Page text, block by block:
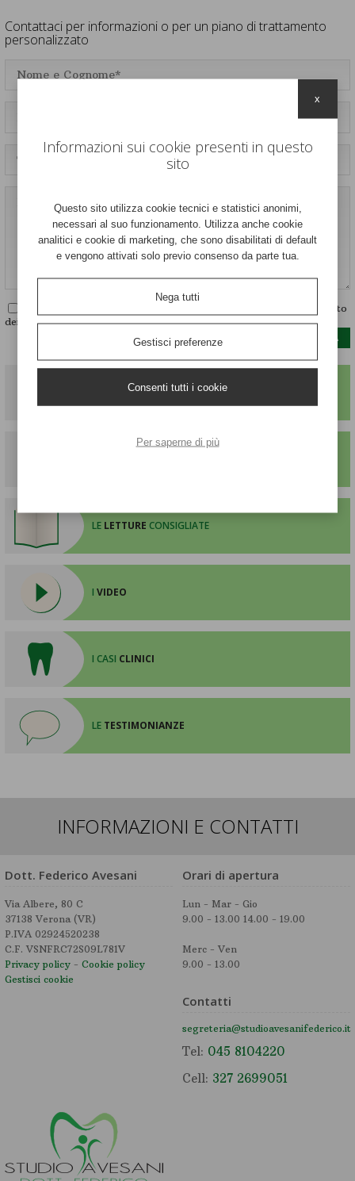
Contattaci per informazioni o per un piano di trattamento
personalizzato
sul trattamento
dei dati personali
IN PRIMOPIANO
LE LETTURE CONSIGLIATE
IVIDEO
I CASI CLINICI
LE TESTIMONIANZE
INFORMAZIONI E CONTATTI
Dott. Federico Avesani
Via Albere, 80 C
37138 Verona (VR)
P.IVA 02924520238
C.F. VSNFRC72S09L781V
Privacy policy -Cookie policy
Gestisci cookie
Orari di apertura
Lun - Mar - Gio
9.00 - 13.00 14.00 - 19.00
Merc - Ven
9.00 - 13.00
Contatti
segreteria@studioavesanifederico.it
Tel: 045 8104220
Cell: 327 2699051
Informazioni sui cookie presenti in questo
sito
Questo sito utilizza cookie tecnici e statistici anonimi,
necessari al suo funzionamento. Utilizza anche cookie
analitici e cookie di marketing, che sono disabilitati di default
e vengono attivati solo previo consenso da parte tua.
Nega tutti
Gestisci preferenze
Consenti tutti i cookie
Per saperne di più
x